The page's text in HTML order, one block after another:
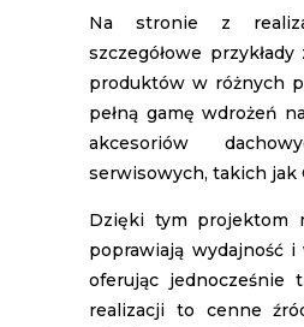
Na stronie z
szczegółowe
produktów w różnych
pełną gamę wdrożeń
akcesoriów
serwisowych, takich jak
Dzięki tym projektom
poprawiają wydajność
oferując jednocześnie
realizacji to cenne